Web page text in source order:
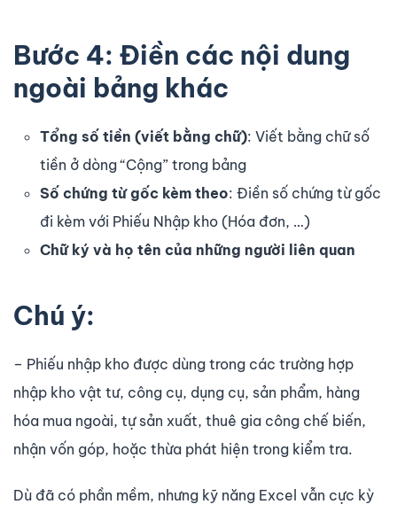
Bước 4: Điền các nội dung
ngoài bảng khác
Tổng số tiền (viết bằng chữ): Viết bằng chữ số
tiền ở dòng “Cộng” trong bảng
Số chứng từ gốc kèm theo: Điền số chứng từ gốc
đi kèm với Phiếu Nhập kho (Hóa đơn, …)
Chữ ký và họ tên của những người liên quan
Chú ý:
– Phiếu nhập kho được dùng trong các trường hợp
nhập kho vật tư, công cụ, dụng cụ, sản phẩm, hàng
hóa mua ngoài, tự sản xuất, thuê gia công chế biến,
nhận vốn góp, hoặc thừa phát hiện trong kiểm tra.
Dù đã có phần mềm, nhưng kỹ năng Excel vẫn cực kỳ